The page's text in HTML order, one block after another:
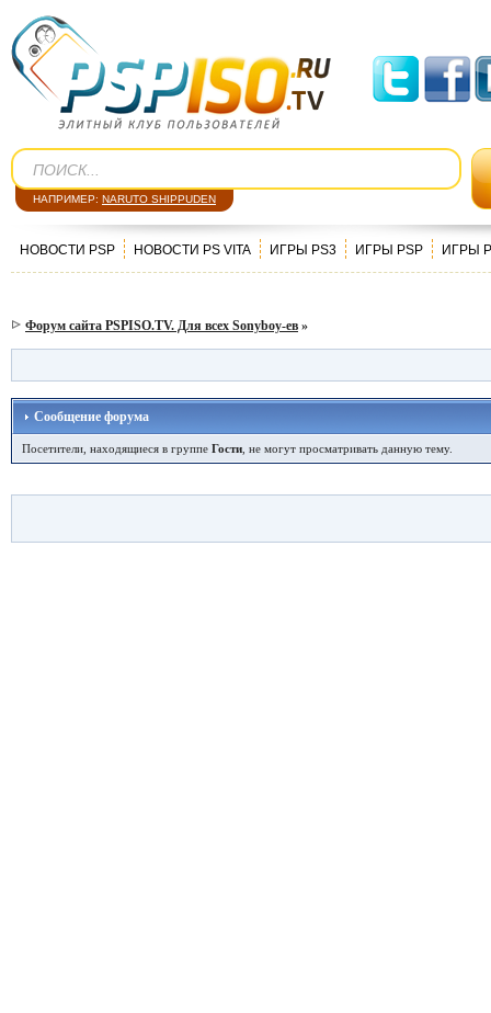
НАПРИМЕР: NARUTO SHIPPUDEN
НОВОСТИ PSP НОВОСТИ PS VITA ИГРЫ PS3 ИГРЫ PSP ИГРЫ
Форум сайта PSPISO.TV. Для всех Sonyboy-ев »
Сообщение форума
Посетители, находящиеся в группе Гости , не могут просматривать данную тему.